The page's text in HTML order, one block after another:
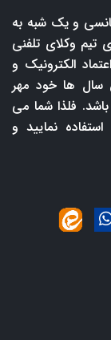
و یک شبه به
تیم وکلای تلفنی
اعتماد الکترونیک و
سال ها خود مهر
فلذا شما می
نمایید و